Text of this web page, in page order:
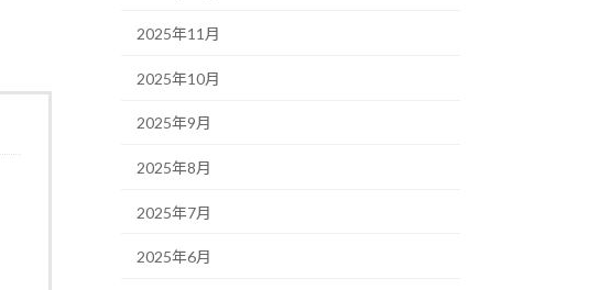
2025年11月
2025年10月
2025年9月
2025年8月
2025年7月
2025年6月